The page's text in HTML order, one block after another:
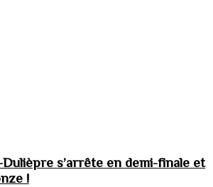
s’arrête en demi-finale et
!